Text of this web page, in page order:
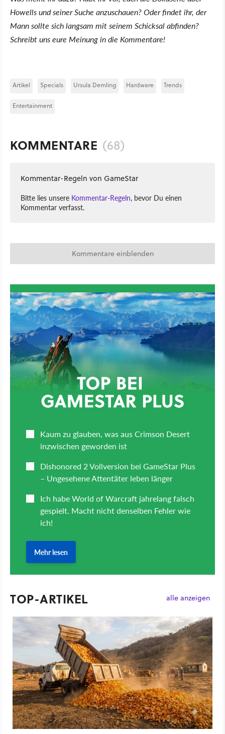
Howells und seiner Suche anzuschauen? Oder findet ihr, der
Mann sollte sich langsam mit seinem Schicksal abfinden?
Schreibt uns eure Meinung in die Kommentare!
Artikel Specials Ursula Demling Hardware Trends
Entertainment
KOMMENTARE (68)
Kommentar-Regeln von GameStar
Bitte lies unsere Kommentar-Regeln, bevor Du einen
Kommentar verfasst.
Kommentare einblenden
TOP-ARTIKEL alle anzeigen